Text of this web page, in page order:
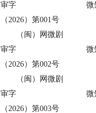
审字
（2026）第001号
微
（闽）网微剧
审字
（2026）第002号
微
（闽）网微剧
审字
（2026）第003号
微